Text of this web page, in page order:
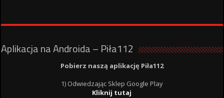
Aplikacja na Androida – Piła112
Pobierz naszą aplikację Piła112
1) Odwiedzając Sklep Google Play
Kliknij tutaj